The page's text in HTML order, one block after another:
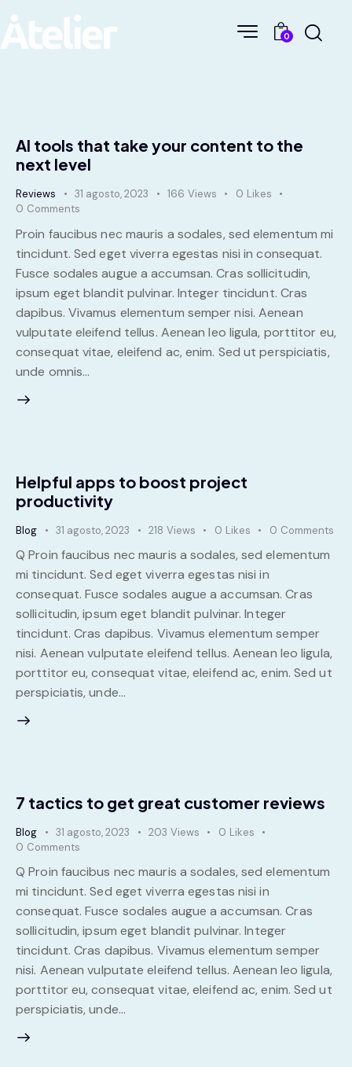
0
AI tools that take your content to the
next level
Reviews 31 agosto, 2023 166 Views 0 Likes
0 Comments
Proin faucibus nec mauris a sodales, sed elementum mi
tincidunt. Sed eget viverra egestas nisi in consequat.
Fusce sodales augue a accumsan. Cras sollicitudin,
ipsum eget blandit pulvinar. Integer tincidunt. Cras
dapibus. Vivamus elementum semper nisi. Aenean
vulputate eleifend tellus. Aenean leo ligula, porttitor eu,
consequat vitae, eleifend ac, enim. Sed ut perspiciatis,
unde omnis…
Helpful apps to boost project
productivity
Blog 31 agosto, 2023 218 Views 0 Likes 0 Comments
Q Proin faucibus nec mauris a sodales, sed elementum
mi tincidunt. Sed eget viverra egestas nisi in
consequat. Fusce sodales augue a accumsan. Cras
sollicitudin, ipsum eget blandit pulvinar. Integer
tincidunt. Cras dapibus. Vivamus elementum semper
nisi. Aenean vulputate eleifend tellus. Aenean leo ligula,
porttitor eu, consequat vitae, eleifend ac, enim. Sed ut
perspiciatis, unde…
7 tactics to get great customer reviews
Blog 31 agosto, 2023 203 Views 0 Likes
0 Comments
Q Proin faucibus nec mauris a sodales, sed elementum
mi tincidunt. Sed eget viverra egestas nisi in
consequat. Fusce sodales augue a accumsan. Cras
sollicitudin, ipsum eget blandit pulvinar. Integer
tincidunt. Cras dapibus. Vivamus elementum semper
nisi. Aenean vulputate eleifend tellus. Aenean leo ligula,
porttitor eu, consequat vitae, eleifend ac, enim. Sed ut
perspiciatis, unde…